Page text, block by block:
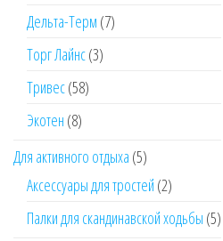
товаров
Дельта-Терм 77
Торг Лайнс 33
Тривес 5858
Экотен 88
Для активного отдыха 55
товаров
Аксессуары для тростей 22
товара
Палки для скандинавской ходьбы 55